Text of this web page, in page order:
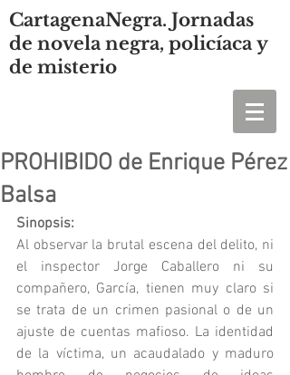
CartagenaNegra. Jornadas
de novela negra, policíaca y
de misterio
PROHIBIDO de Enrique Pérez
Balsa
Sinopsis:
Al observar la brutal escena del delito, ni
el inspector Jorge Caballero ni su
compañero, García, tienen muy claro si
se trata de un crimen pasional o de un
ajuste de cuentas mafioso. La identidad
de la víctima, un acaudalado y maduro